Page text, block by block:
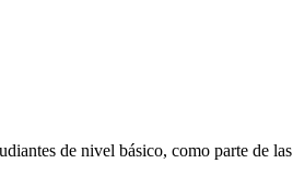
de nivel básico, como parte de